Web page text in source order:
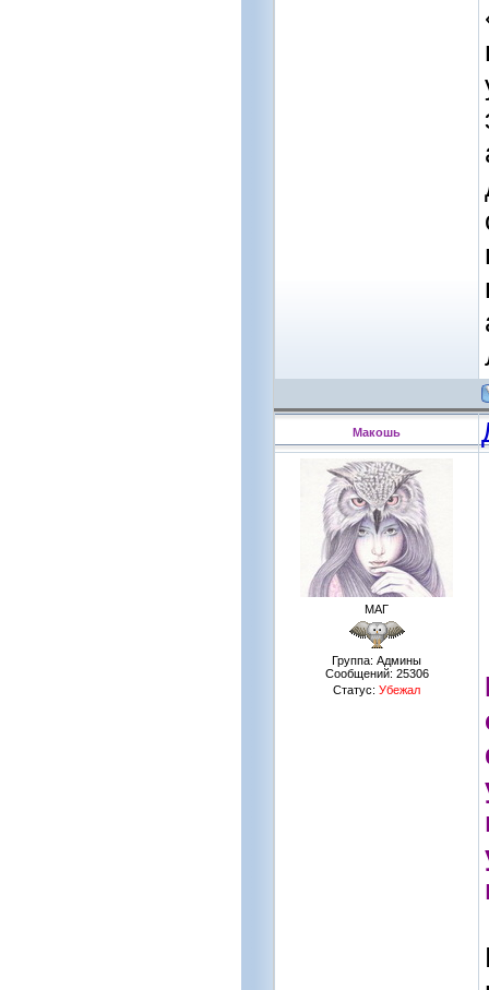
Макошь
МАГ
Группа: Админы
Сообщений: 25306
Статус: Убежал